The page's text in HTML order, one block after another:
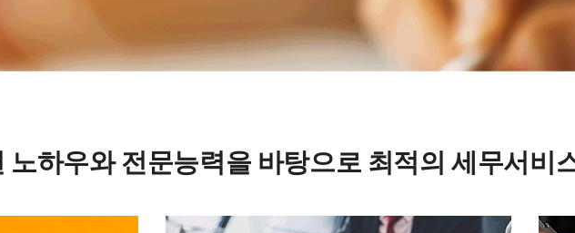
노하우와 전문능력을 바탕으로 최적의 세무서비